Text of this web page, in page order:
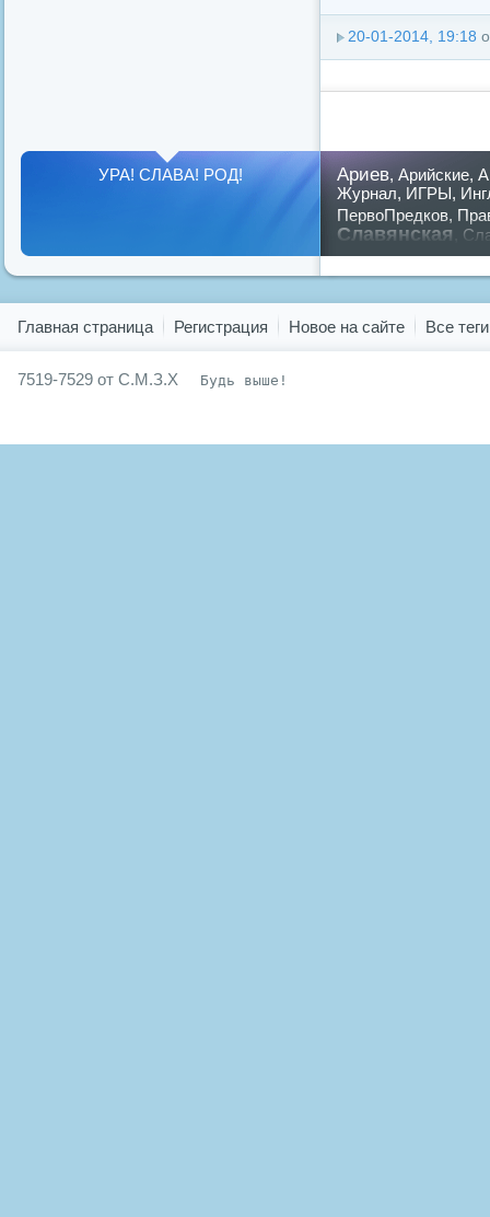
20-01-2014, 19:18
Ариев, Арийские,
Журнал, ИГРЫ,
ПервоПредков,
Славянская
предков,путин,
УРА! СЛАВА! РОД!
Главная страница Регистрация Новое на сайте Все теги
7519-7529 от С.М.З.Х Будь выше!